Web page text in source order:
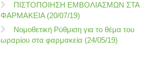
ΠΙΣΤΟΠΟΙΗΣΗ ΕΜΒΟΛΙΑΣΜΩΝ ΣΤΑ
ΦΑΡΜΑΚΕΙΑ (20/07/19)
Νομοθετική Ρύθμιση για το θέμα του
ωραρίου στα φαρμακεία (24/05/19)